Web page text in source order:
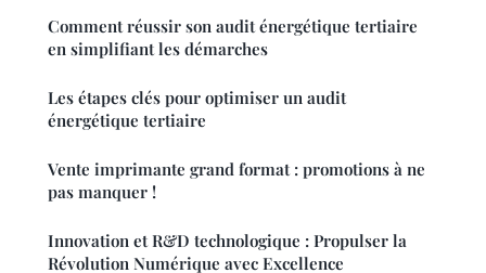
Comment réussir son audit énergétique tertiaire
en simplifiant les démarches
Les étapes clés pour optimiser un audit
énergétique tertiaire
Vente imprimante grand format : promotions à ne
pas manquer !
Innovation et R&D technologique : Propulser la
Révolution Numérique avec Excellence